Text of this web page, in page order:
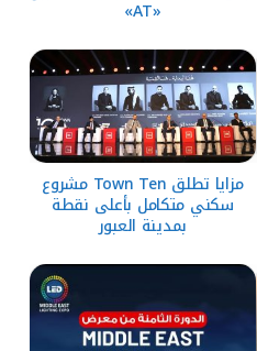
مزايا تطلق Town Ten مشروع
سكني متكامل بأعلى نقطة
بمدينة العبور